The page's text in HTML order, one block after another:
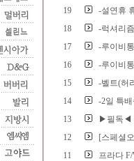
19
-설연휴
18
-럭셔리
17
-루이비
16
-루이비
15
-벨트(허
14
-2일 특
13
▶필독◀
12
[스페셜
11
프라다